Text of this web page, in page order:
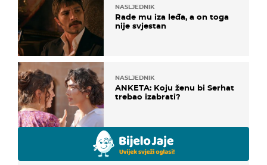
NASLJEDNIK
Rade mu iza leđa, a on toga
nije svjestan
NASLJEDNIK
ANKETA: Koju ženu bi Serhat
trebao izabrati?